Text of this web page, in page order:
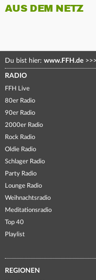
AUS DEM NETZ
Du bist hier: www.FFH.de >>>
RADIO
FFH Live
80er Radio
90er Radio
2000er Radio
Rock Radio
Oldie Radio
Schlager Radio
Party Radio
Lounge Radio
Weihnachtsradio
Meditationsradio
Top 40
Playlist
REGIONEN